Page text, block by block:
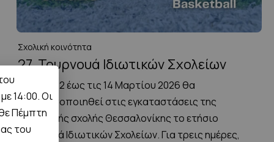
Σχολική κοινότητα
27. Τουρνουά Ιδιωτικών Σχολείων
Από τις 12 έως τις 14 Μαρτίου 2026 θα
πραγματοποιηθεί στις εγκαταστάσεις της
Γερμανικής σχολής Θεσσαλονίκης το ετήσιο
Τουρνουά Ιδιωτικών Σχολείων. Για τρεις ημέρες,
14:00. Οι
Πέμπτη
του